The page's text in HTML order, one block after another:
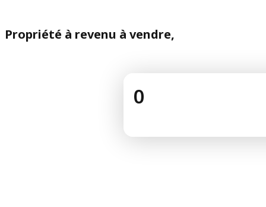
Propriété à revenu à vendre,
0